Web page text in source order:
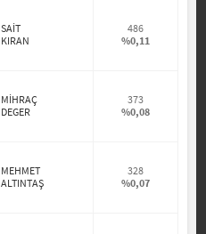
SAİT
KIRAN
486
%0,11
MİHRAÇ
DEGER
373
%0,08
MEHMET
ALTINTAŞ
328
%0,07